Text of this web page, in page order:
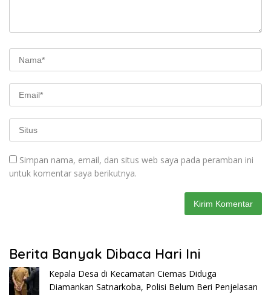
Simpan nama, email, dan situs web saya pada peramban ini
untuk komentar saya berikutnya.
Berita Banyak Dibaca Hari Ini
Kepala Desa di Kecamatan Ciemas Diduga
Diamankan Satnarkoba, Polisi Belum Beri Penjelasan